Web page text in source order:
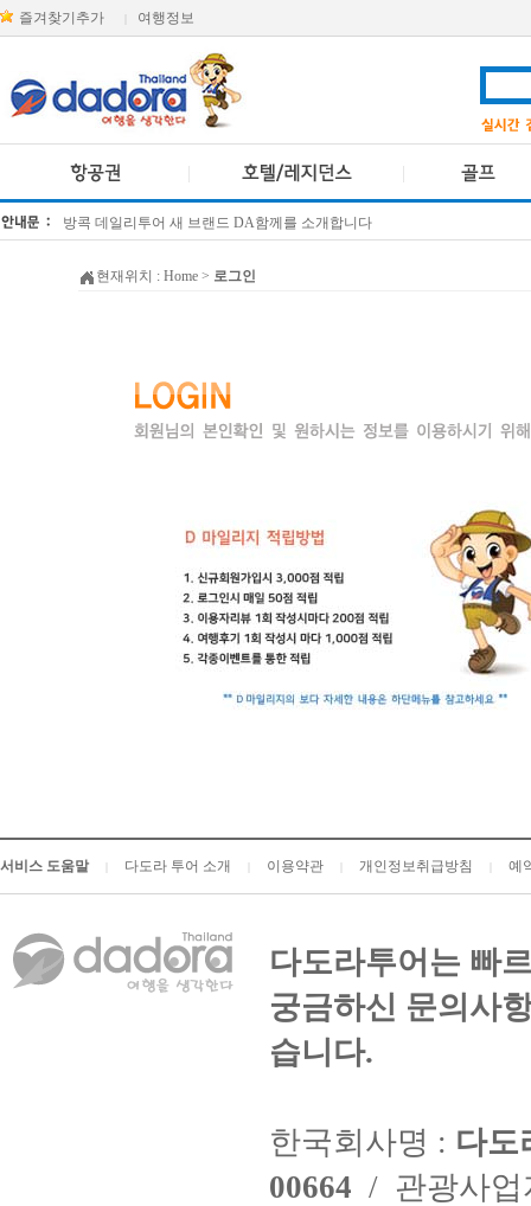
즐겨찾기추가 여행정보
방콕 데일리투어 새 브랜드 DA함께를 소개합니다
현재위치 :Home > 로그인
서비스 도움말 다도라 투어 소개 이용약관 개인정보취급방침 예
다도라투어는 빠
궁금하신 문의사
습니다.
한국회사명 : 다도
00664 / 관광사